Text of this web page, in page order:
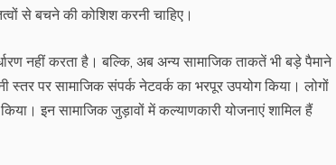
से बचने की कोशिश करनी चाहिए।
नहीं करता है। बल्कि, अब अन्य सामाजिक ताकतें भी बड़े पैमाने
स्तर पर सामाजिक संपर्क नेटवर्क का भरपूर उपयोग किया। लोगों
इन सामाजिक जुड़ावों में कल्याणकारी योजनाएं शामिल हैं